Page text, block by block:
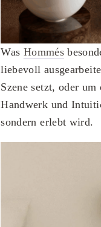
Was Hommés
liebevoll
Szene setzt, oder
Handwerk und
sondern erlebt wird.